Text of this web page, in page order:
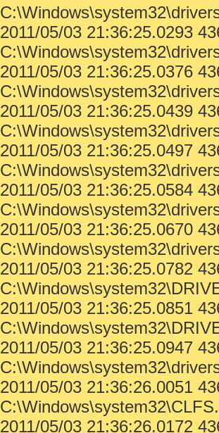
< End of report >
2011/05/03 21:36:25.0293
2011/05/03 21:36:25.0376
2011/05/03 21:36:25.0439
2011/05/03 21:36:25.0497
2011/05/03 21:36:25.0584
2011/05/03 21:36:25.0670
2011/05/03 21:36:25.0782
2011/05/03 21:36:25.0851
2011/05/03 21:36:25.0947
2011/05/03 21:36:26.0051
2011/05/03 21:36:26.0172